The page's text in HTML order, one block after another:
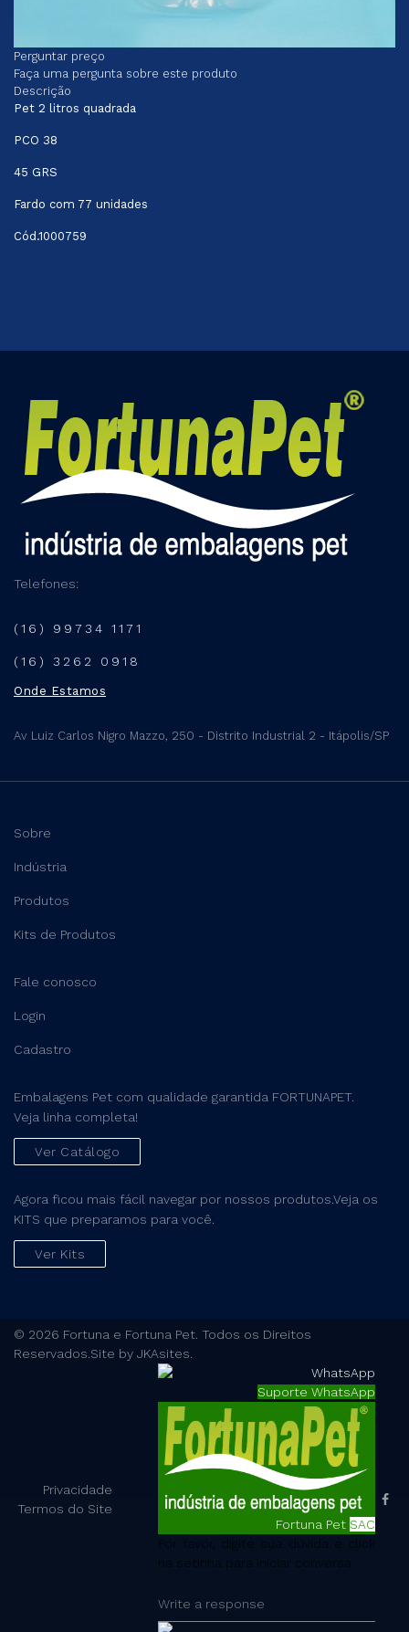
Perguntar preço
Faça uma pergunta sobre este produto
Descrição
Pet 2 litros quadrada
PCO 38
45 GRS
Fardo com 77 unidades
Cód.1000759
Telefones:
(16) 99734 1171
(16) 3262 0918
Onde Estamos
Av Luiz Carlos Nigro Mazzo, 250 - Distrito Industrial 2 - Itápolis/SP
Sobre
Indústria
Produtos
Kits de Produtos
Fale conosco
Login
Cadastro
Embalagens Pet com qualidade garantida FORTUNAPET.
Veja linha completa!
Ver Catálogo
Agora ficou mais fácil navegar por nossos produtos.Veja os
KITS que preparamos para você.
Ver Kits
© 2026 Fortuna e Fortuna Pet. Todos os Direitos
Reservados.Site by JKAsites.
Privacidade
Termos do Site
Suporte WhatsApp
Fortuna Pet SAC
Por favor, digite sua dúvida e click
na setinha para iniciar conversa